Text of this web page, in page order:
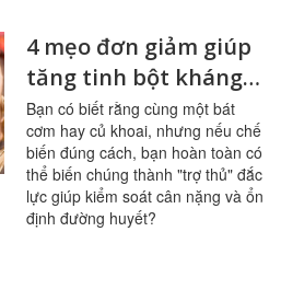
4 mẹo đơn giảm giúp
tăng tinh bột kháng
trong bữa ăn
Bạn có biết rằng cùng một bát
cơm hay củ khoai, nhưng nếu chế
biến đúng cách, bạn hoàn toàn có
thể biến chúng thành "trợ thủ" đắc
lực giúp kiểm soát cân nặng và ổn
định đường huyết?